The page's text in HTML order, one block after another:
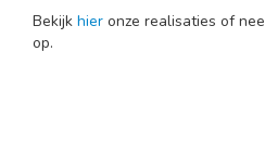
Bekijk hier onze realisaties of
op.